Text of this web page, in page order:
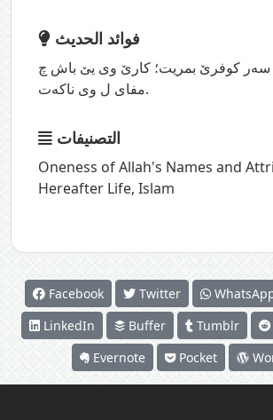
فوائد الحديث
كوفرێ بمریت؛ كارێ وی یێ باش چ
مفای ل وی ناكه‌ت.
التصنيفات
Oneness of Allah's Names and
Hereafter Life, Islam
Facebook Twitter
LinkedIn
Buffer Tumblr
Evernote
Pocket